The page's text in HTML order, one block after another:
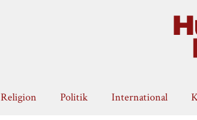
Religion Politik International